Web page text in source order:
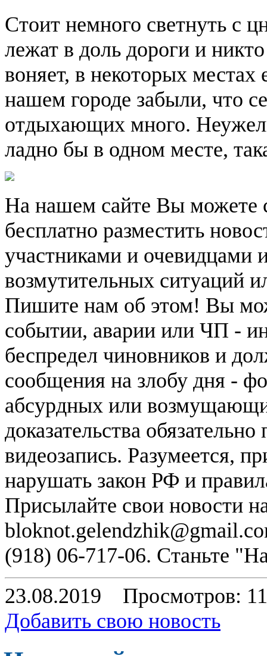
Стоит немного светнуть с
лежат в доль дороги и
воняет, в некоторых
нашем городе забыли, что
отдыхающих много.
ладно бы в одном месте,
На нашем сайте Вы можете
бесплатно разместить
участниками и очевидцами
возмутительных ситуаций
Пишите нам об этом! Вы
событии, аварии или ЧП -
беспредел чиновников и
сообщения на злобу дня -
абсурдных или
доказательства
видеозапись. Разумеется,
нарушать закон РФ и
Присылайте свои новости
(918) 06-717-06. Станьте
23.08.2019
Просмотров:
Добавить свою новость